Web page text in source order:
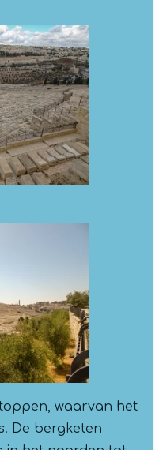
waarvan het
De bergketen